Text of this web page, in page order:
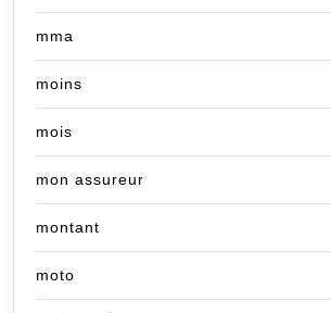
mma
moins
mois
mon assureur
montant
moto